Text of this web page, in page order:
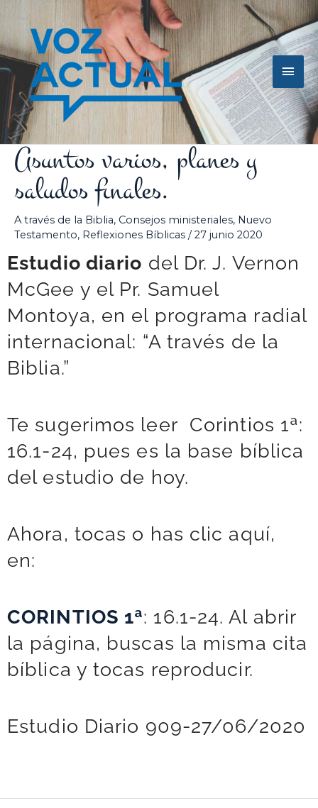
contenido
Asuntos varios, planes y
saludos finales.
A través de la Biblia, Consejos ministeriales, Nuevo
Testamento, Reflexiones Bíblicas /27 junio 2020
Estudio diario del Dr. J. Vernon
McGee y el Pr. Samuel
Montoya, en el programa radial
internacional: “A través de la
Biblia.”
Te sugerimos leer Corintios 1ª:
16.1-24, pues es la base bíblica
del estudio de hoy.
Ahora, tocas o has clic aquí,
en:
CORINTIOS 1ª: 16.1-24. Al abrir
la página, buscas la misma cita
bíblica y tocas reproducir.
Estudio Diario 909-27/06/2020